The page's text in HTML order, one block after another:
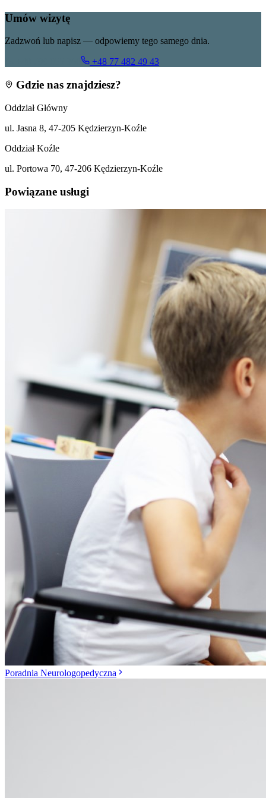
Umów wizytę
Zadzwoń lub napisz — odpowiemy tego samego dnia.
+48 77 482 49 43
Gdzie nas znajdziesz?
Oddział Główny
ul. Jasna 8, 47-205 Kędzierzyn-Koźle
Oddział Koźle
ul. Portowa 70, 47-206 Kędzierzyn-Koźle
Powiązane usługi
Poradnia Neurologopedyczna